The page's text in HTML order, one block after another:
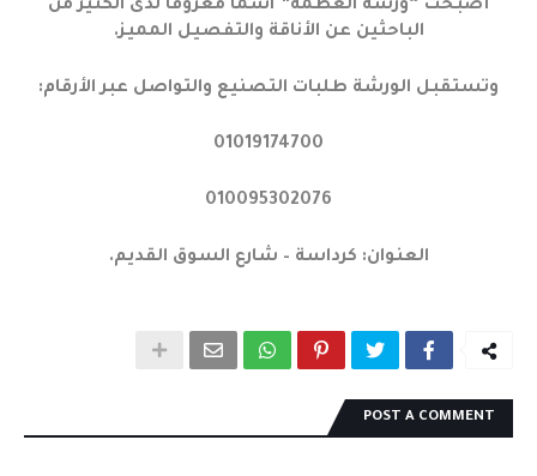
أصبحت “ورشة العظمة” اسمًا معروفًا لدى الكثير من
الباحثين عن الأناقة والتفصيل المميز.
وتستقبل الورشة طلبات التصنيع والتواصل عبر الأرقام:
01019174700
010095302076
العنوان: كرداسة – شارع السوق القديم.
POST A COMMENT